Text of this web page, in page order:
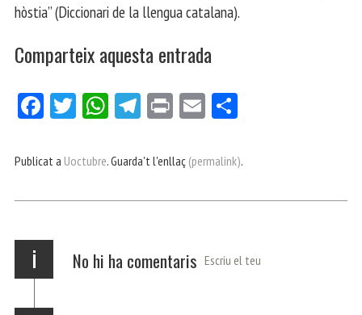
hòstia” (Diccionari de la llengua catalana).
Comparteix aquesta entrada
Fa
bo
Tw
er
W
ts
p
Te
gr
m
Pri E
ail pa
ei
Publicat a Uoctubre. Guarda't l'enllaç (permalink).
i No hi ha comentaris Escriu el teu